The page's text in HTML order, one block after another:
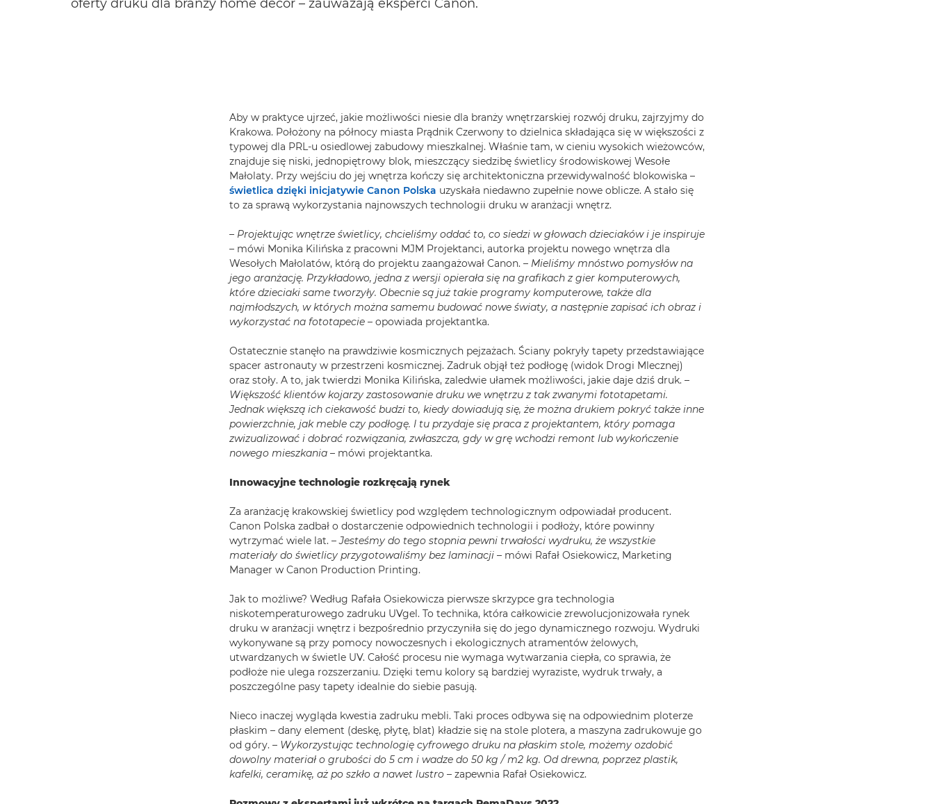
oferty druku dla branży home decor – zauważają eksperci Canon.
Aby w praktyce ujrzeć, jakie możliwości niesie dla branży wnętrzarskiej rozwój druku, zajrzyjmy do
Krakowa. Położony na północy miasta Prądnik Czerwony to dzielnica składająca się w większości z
typowej dla PRL‑u osiedlowej zabudowy mieszkalnej. Właśnie tam, w cieniu wysokich wieżowców,
znajduje się niski, jednopiętrowy blok, mieszczący siedzibę świetlicy środowiskowej Wesołe
Małolaty. Przy wejściu do jej wnętrza kończy się architektoniczna przewidywalność blokowiska –
świetlica dzięki inicjatywie Canon Polska uzyskała niedawno zupełnie nowe oblicze. A stało się
to za sprawą wykorzystania najnowszych technologii druku w aranżacji wnętrz.
– Projektując wnętrze świetlicy, chcieliśmy oddać to, co siedzi w głowach dzieciaków i je inspiruje
– mówi Monika Kilińska z pracowni MJM Projektanci, autorka projektu nowego wnętrza dla
Wesołych Małolatów, którą do projektu zaangażował Canon. – Mieliśmy mnóstwo pomysłów na
jego aranżację. Przykładowo, jedna z wersji opierała się na grafikach z gier komputerowych,
które dzieciaki same tworzyły. Obecnie są już takie programy komputerowe, także dla
najmłodszych, w których można samemu budować nowe światy, a następnie zapisać ich obraz i
wykorzystać na fototapecie – opowiada projektantka.
Ostatecznie stanęło na prawdziwie kosmicznych pejzażach. Ściany pokryły tapety przedstawiające
spacer astronauty w przestrzeni kosmicznej. Zadruk objął też podłogę (widok Drogi Mlecznej)
oraz stoły. A to, jak twierdzi Monika Kilińska, zaledwie ułamek możliwości, jakie daje dziś druk. –
Większość klientów kojarzy zastosowanie druku we wnętrzu z tak zwanymi fototapetami.
Jednak większą ich ciekawość budzi to, kiedy dowiadują się, że można drukiem pokryć także inne
powierzchnie, jak meble czy podłogę. I tu przydaje się praca z projektantem, który pomaga
zwizualizować i dobrać rozwiązania, zwłaszcza, gdy w grę wchodzi remont lub wykończenie
nowego mieszkania – mówi projektantka.
Innowacyjne technologie rozkręcają rynek
Za aranżację krakowskiej świetlicy pod względem technologicznym odpowiadał producent.
Canon Polska zadbał o dostarczenie odpowiednich technologii i podłoży, które powinny
wytrzymać wiele lat. –Jesteśmy do tego stopnia pewni trwałości wydruku, że wszystkie
materiały do świetlicy przygotowaliśmy bez laminacji – mówi Rafał Osiekowicz, Marketing
Manager w Canon Production Printing.
Jak to możliwe? Według Rafała Osiekowicza pierwsze skrzypce gra technologia
niskotemperaturowego zadruku UVgel. To technika, która całkowicie zrewolucjonizowała rynek
druku w aranżacji wnętrz i bezpośrednio przyczyniła się do jego dynamicznego rozwoju. Wydruki
wykonywane są przy pomocy nowoczesnych i ekologicznych atramentów żelowych,
utwardzanych w świetle UV. Całość procesu nie wymaga wytwarzania ciepła, co sprawia, że
podłoże nie ulega rozszerzaniu. Dzięki temu kolory są bardziej wyraziste, wydruk trwały, a
poszczególne pasy tapety idealnie do siebie pasują.
Nieco inaczej wygląda kwestia zadruku mebli. Taki proces odbywa się na odpowiednim ploterze
płaskim – dany element (deskę, płytę, blat) kładzie się na stole plotera, a maszyna zadrukowuje go
od góry. – Wykorzystując technologię cyfrowego druku na płaskim stole, możemy ozdobić
dowolny materiał o grubości do 5 cm i wadze do 50 kg / m2 kg. Od drewna, poprzez plastik,
kafelki, ceramikę, aż po szkło a nawet lustro – zapewnia Rafał Osiekowicz.